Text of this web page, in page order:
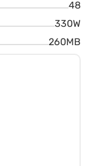
48
330W
260MB